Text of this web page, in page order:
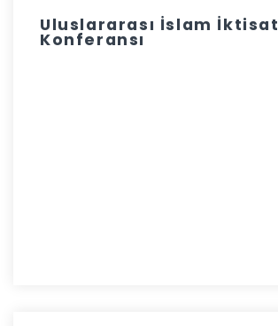
Uluslararası İslam İktisat
Konferansı